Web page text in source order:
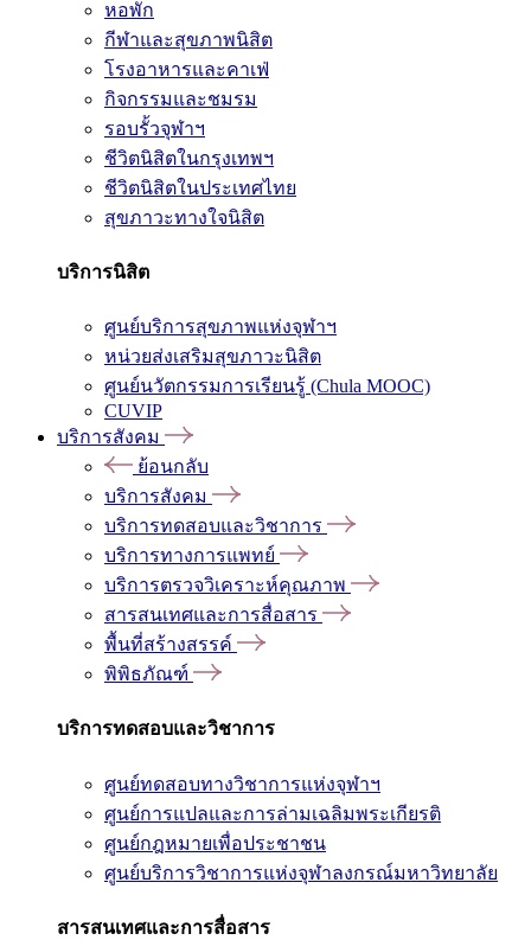
หอพัก
กีฬาและสุขภาพนิสิต
โรงอาหารและคาเฟ่
กิจกรรมและชมรม
รอบรั้วจุฬาฯ
ชีวิตนิสิตในกรุงเทพฯ
ชีวิตนิสิตในประเทศไทย
สุขภาวะทางใจนิสิต
บริการนิสิต
ศูนย์บริการสุขภาพแห่งจุฬาฯ
หน่วยส่งเสริมสุขภาวะนิสิต
ศูนย์นวัตกรรมการเรียนรู้ (Chula MOOC)
CUVIP
บริการสังคม
ย้อนกลับ
บริการสังคม
บริการทดสอบและวิชาการ
บริการทางการแพทย์
บริการตรวจวิเคราะห์คุณภาพ
สารสนเทศและการสื่อสาร
พื้นที่สร้างสรรค์
พิพิธภัณฑ์
บริการทดสอบและวิชาการ
ศูนย์ทดสอบทางวิชาการแห่งจุฬาฯ
ศูนย์การแปลและการล่ามเฉลิมพระเกียรติ
ศูนย์กฎหมายเพื่อประชาชน
ศูนย์บริการวิชาการแห่งจุฬาลงกรณ์มหาวิทยาลัย
สารสนเทศและการสื่อสาร